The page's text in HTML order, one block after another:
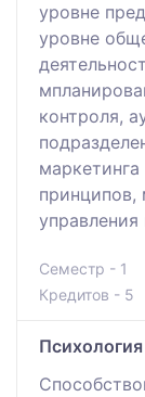
уровне
уровне
контроля,
принципов,
Семестр - 1
Кредитов - 5